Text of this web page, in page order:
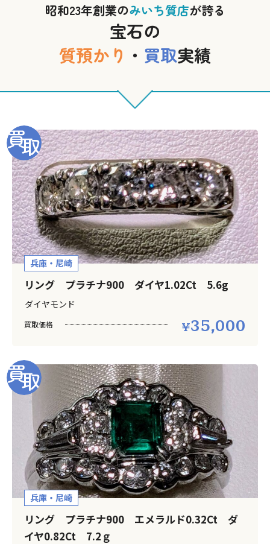
昭和23年創業のみいち質店が誇る
宝石の
質預かり ・ 買取実績
兵庫・尼崎
リング プラチナ900 ダイヤ1.02Ct 5.6g
ダイヤモンド
買取価格 35,000
兵庫・尼崎
リング プラチナ900 エメラルド0.32Ct ダ
イヤ0.82Ct 7.2ｇ